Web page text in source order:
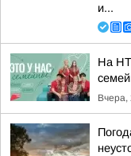
и...
На
Вчера,